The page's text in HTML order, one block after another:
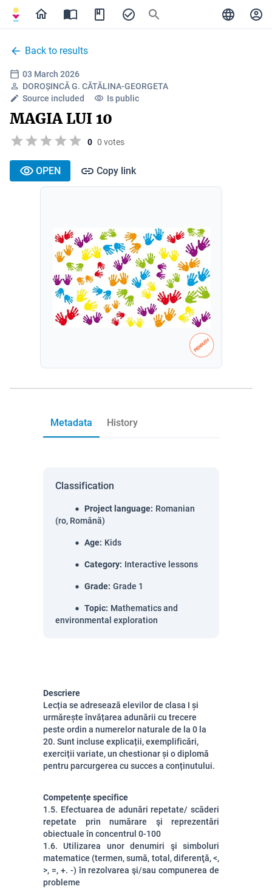
Back to results
03 March 2026
DOROȘINCĂ G. CĂTĂLINA-GEORGETA
Source included
Is public
MAGIA LUI 10
0 0 votes
OPEN Copy link
Metadata History
Classification
Project language: Romanian
(ro, Română)
Age: Kids
Category: Interactive lessons
Grade: Grade 1
Topic: Mathematics and
environmental exploration
Descriere
Lecția se adresează elevilor de clasa I și
urmărește învățarea adunării cu trecere
peste ordin a numerelor naturale de la 0 la
20. Sunt incluse explicații, exemplificări,
exerciții variate, un chestionar și o diplomă
pentru parcurgerea cu succes a conținutului.
Competențe specifice
1.5. Efectuarea de adunări repetate/ scăderi
repetate prin numărare şi reprezentări
obiectuale în concentrul 0-100
1.6. Utilizarea unor denumiri şi simboluri
matematice (termen, sumă, total, diferenţă, <,
>, =, +. -) în rezolvarea şi/sau compunerea de
probleme